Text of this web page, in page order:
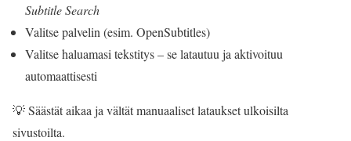
Subtitle Search
Valitse palvelin (esim. OpenSubtitles)
Valitse haluamasi tekstitys – se latautuu ja aktivoituu
automaattisesti
💡 Säästät aikaa ja vältät manuaaliset lataukset ulkoisilta
sivustoilta.